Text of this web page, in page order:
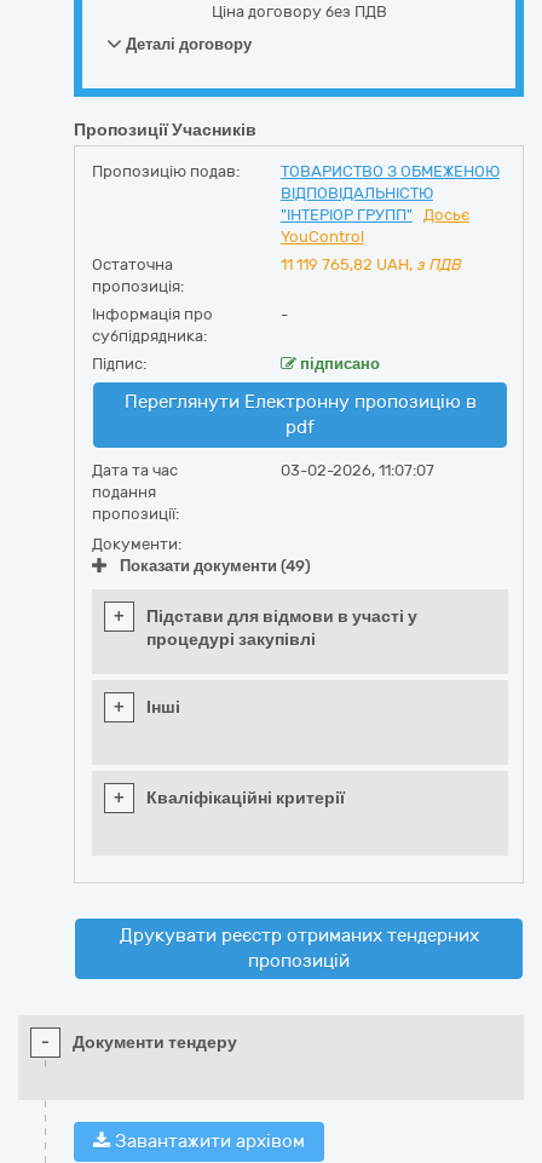
Ціна договору без ПДВ
Деталі договору
Пропозиції Учасників
Пропозицію подав:
ТОВАРИСТВО З ОБМЕЖЕНОЮ
ВІДПОВІДАЛЬНІСТЮ
"ІНТЕРІОР ГРУПП"
Досьє
YouControl
Остаточна
пропозиція:
11 119 765,82 UAH, з ПДВ
Інформація про
субпідрядника:
-
Підпис: підписано
Переглянути Електронну пропозицію в
pdf
Дата та час
подання
пропозиції:
03-02-2026, 11:07:07
Документи:
Показати документи (49)
+
Підстави для відмови в участі у
процедурі закупівлі
+ Інші
+ Кваліфікаційні критерії
Друкувати реєстр отриманих тендерних
пропозицій
- Документи тендеру
Завантажити архівом